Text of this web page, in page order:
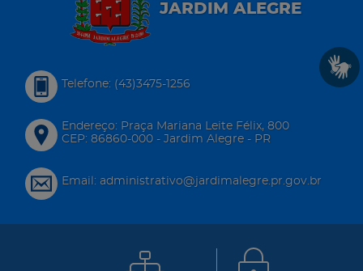
JARDIM ALEGRE
Telefone: (43)3475-1256
Endereço: Praça Mariana Leite Félix, 800
CEP: 86860-000 - Jardim Alegre - PR
Email: administrativo@jardimalegre.pr.gov.br